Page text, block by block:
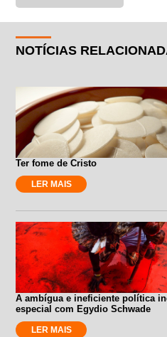
NOTÍCIAS
Ter fome de Cristo
LER MAIS
A ambígua e ineficiente política
especial com Egydio Schwade
LER MAIS